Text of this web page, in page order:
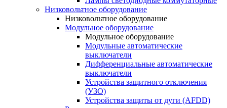
Низковольтное оборудование
Низковольтное оборудование
Модульное оборудование
Модульное оборудование
Модульные автоматические
выключатели
Дифференциальные автоматические
выключатели
Устройства защитного отключения
(УЗО)
Устройства защиты от дуги (AFDD)